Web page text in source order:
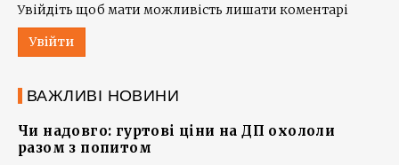
Увійдіть щоб мати можливість лишати коментарі
Увійти
ВАЖЛИВІ НОВИНИ
Чи надовго: гуртові ціни на ДП охололи
разом з попитом